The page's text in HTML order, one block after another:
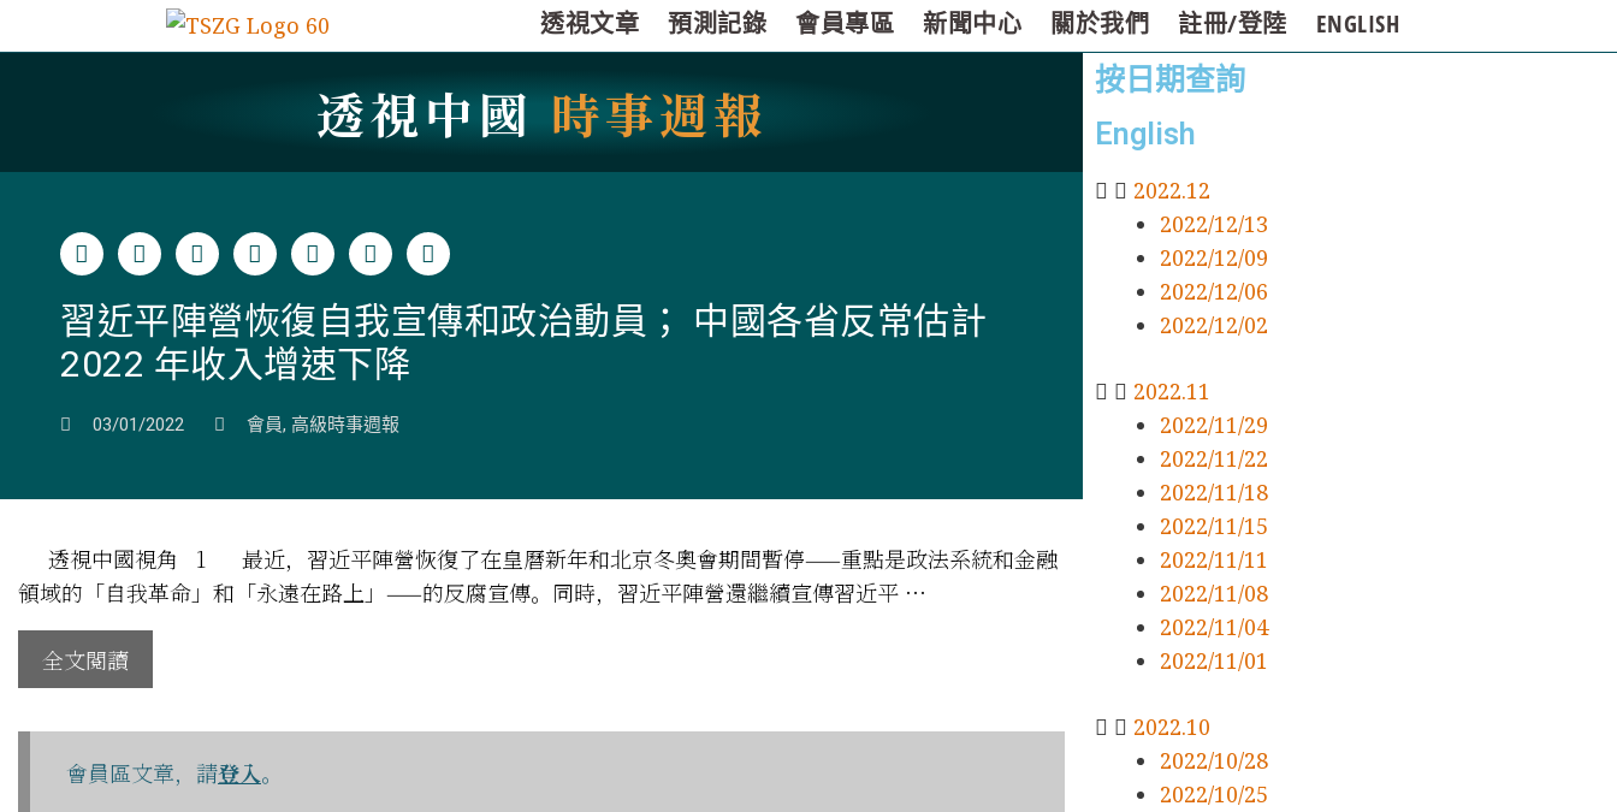
透視文章 預測記錄 會員專區 新聞中心 關於我們 註冊/登陸 ENGLISH
透視中國 時事週報
習近平陣營恢復自我宣傳和政治動員； 中國各省反常估計
2022 年收入增速下降
03/01/2022 會員, 高級時事週報
透視中國視角 1 最近，習近平陣營恢復了在皇曆新年和北京冬奧會期間暫停——重點是政法系統和金融
領域的「自我革命」和「永遠在路上」——的反腐宣傳。同時，習近平陣營還繼續宣傳習近平 …
全文閱讀
會員區文章，請登入。
按日期查詢
English
2022.12
2022/12/13
2022/12/09
2022/12/06
2022/12/02
2022.11
2022/11/29
2022/11/22
2022/11/18
2022/11/15
2022/11/11
2022/11/08
2022/11/04
2022/11/01
2022.10
2022/10/28
2022/10/25